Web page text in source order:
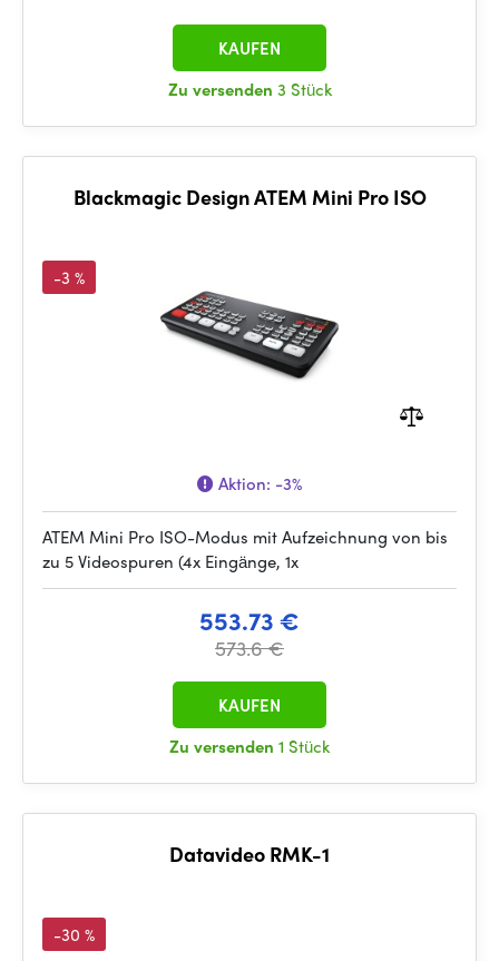
Zu versenden 3 Stück
KAUFEN
Blackmagic Design ATEM Mini Pro ISO
-3 %
Aktion: -3%
ATEM Mini Pro ISO-Modus mit Aufzeichnung von bis
zu 5 Videospuren (4x Eingänge, 1x
553.73 €
573.6 €
Zu versenden 1 Stück
KAUFEN
Datavideo RMK-1
-30 %